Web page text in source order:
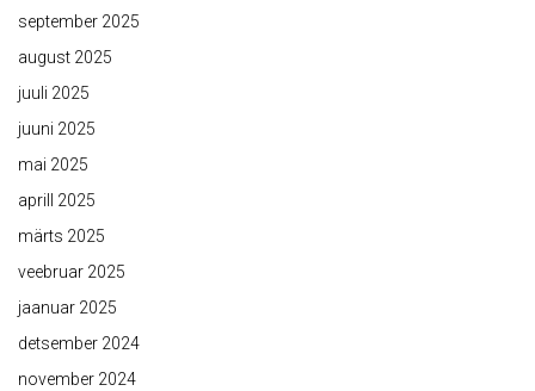
september 2025
august 2025
juuli 2025
juuni 2025
mai 2025
aprill 2025
märts 2025
veebruar 2025
jaanuar 2025
detsember 2024
november 2024